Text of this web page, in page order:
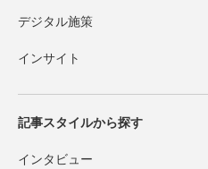
デジタル施策
インサイト
記事スタイルから探す
インタビュー